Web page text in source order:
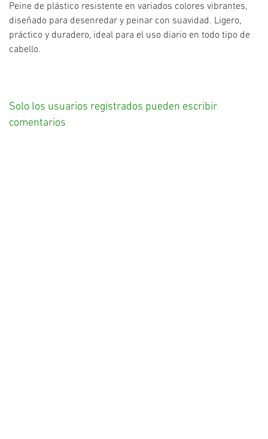
Peine de plástico resistente en variados colores vibrantes,
diseñado para desenredar y peinar con suavidad. Ligero,
práctico y duradero, ideal para el uso diario en todo tipo de
cabello.
Solo los usuarios registrados pueden escribir
comentarios